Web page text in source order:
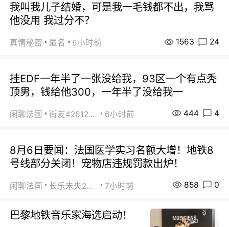
我叫我儿子结婚，可是我一毛钱都不出，我骂
他没用 我过分不？
真情秘密 匿名 6小时前 1563 24
挂EDF一年半了一张没给我，93区一个有点秃
顶男，钱给他300，一年半了没给我一
闲聊法国 街友42612092 6小时前 444 4
8月6日要闻：法国医学实习名额大增！地铁8
号线部分关闭！宠物店违规罚款出炉！
闲聊法国 长乐未央2015 7小时前 858 0
巴黎地铁音乐家海选启动！